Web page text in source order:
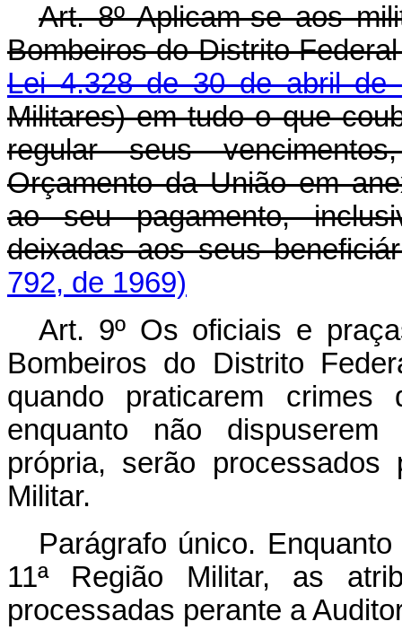
Art. 8º Aplicam-se aos
Bombeiros do Distrito
Lei 4.328 de 30 de abril de
Militares) em tudo o que
regular seus
Orçamento da União em
ao seu pagamento,
deixadas aos seus
792, de 1969)
Art. 9º Os oficiais e
Bombeiros do Distrito
quando praticarem
enquanto não
própria, serão
Militar.
Parágrafo único.
11ª Região Militar, as
processadas perante a